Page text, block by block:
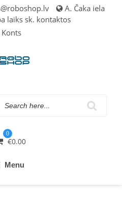
A. Čaka iela
laiks sk. kontaktos
Konts
0
€0.00
Menu